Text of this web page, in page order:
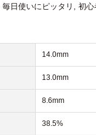
毎日使いにピッタリ , 初心
14.0mm
13.0mm
8.6mm
38.5%